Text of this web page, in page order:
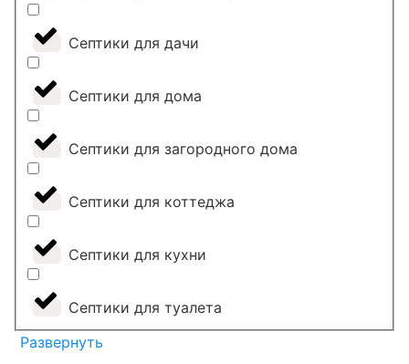
Септики для дачи
Септики для дома
Септики для загородного дома
Септики для коттеджа
Септики для кухни
Септики для туалета
Развернуть